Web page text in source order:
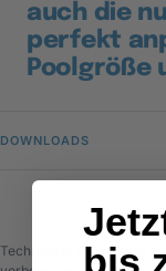
auch die
perfekt
Poolgröße
DOWNLOADS
Technische Daten ohne
bis